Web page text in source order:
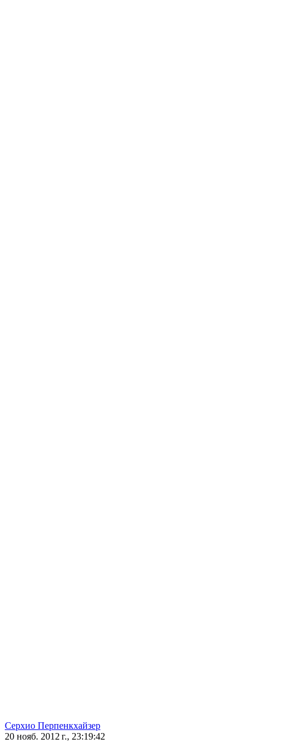
Серхио Перпенкхайзер
20 нояб. 2012 г., 23:19:42